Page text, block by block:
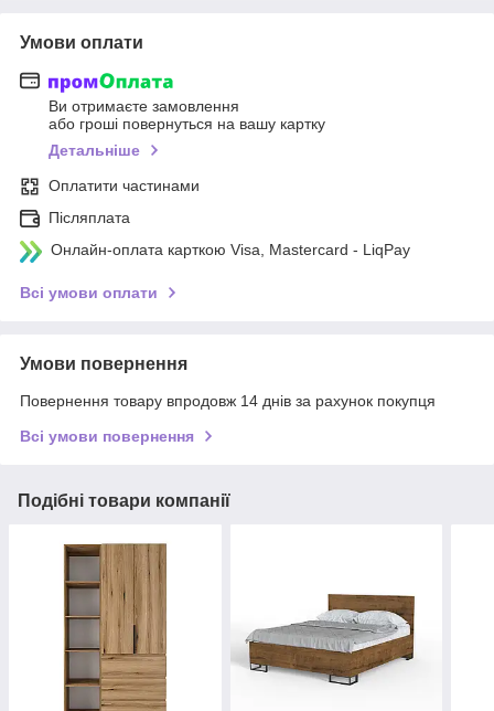
Умови оплати
Ви отримаєте замовлення
або гроші повернуться на вашу картку
Детальніше
Оплатити частинами
Післяплата
Онлайн-оплата карткою Visa, Mastercard - LiqPay
Всі умови оплати
Умови повернення
Повернення товару впродовж 14 днів за рахунок покупця
Всі умови повернення
Подібні товари компанії